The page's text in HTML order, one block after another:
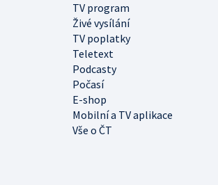
TV program
Živé vysílání
TV poplatky
Teletext
Podcasty
Počasí
E-shop
Mobilní a TV aplikace
Vše o ČT